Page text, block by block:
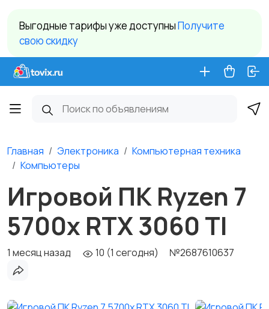
Выгодные тарифы уже доступныПолучите
свою скидку
Главная Электроника
Компьютерная техника
Компьютеры
Игровой ПК Ryzen 7
5700x RTX 3060 TI
1 месяц назад 10 (1 сегодня) №2687610637